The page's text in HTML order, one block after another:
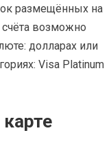
размещённых на
возможно
долларах или
Visa Platinum